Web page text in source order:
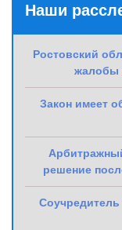
Наши
Ростовский
жалобы
Закон имеет
решение